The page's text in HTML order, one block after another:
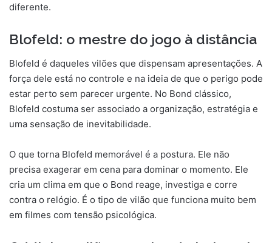
diferente.
Blofeld: o mestre do jogo à distância
Blofeld é daqueles vilões que dispensam apresentações. A
força dele está no controle e na ideia de que o perigo pode
estar perto sem parecer urgente. No Bond clássico,
Blofeld costuma ser associado a organização, estratégia e
uma sensação de inevitabilidade.
O que torna Blofeld memorável é a postura. Ele não
precisa exagerar em cena para dominar o momento. Ele
cria um clima em que o Bond reage, investiga e corre
contra o relógio. É o tipo de vilão que funciona muito bem
em filmes com tensão psicológica.